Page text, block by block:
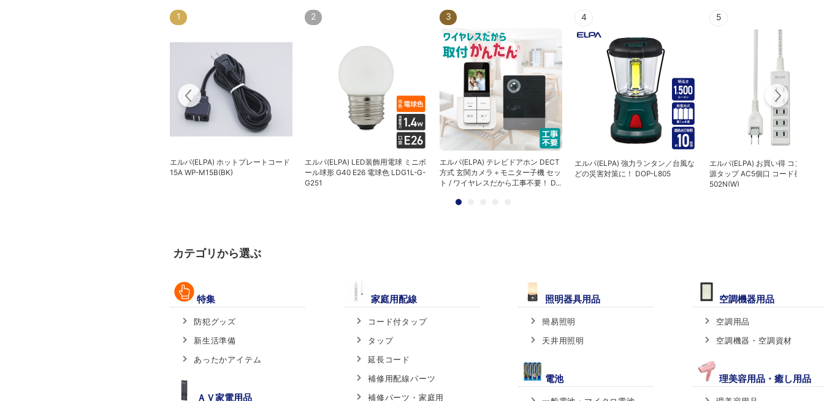
1
エルパ(ELPA) ホットプレートコード
15A WP-M15B(BK)
2
エルパ(ELPA) LED装飾用電球 ミニボ
ール球形 G40 E26 電球色 LDG1L-G-
G251
3
エルパ(ELPA) テレビドアホン DECT
方式 玄関カメラ＋モニター子機 セッ
ト / ワイヤレスだから工事不要！ D...
4
エルパ(ELPA) 強力ランタン／台風な
どの災害対策に！ DOP-L805
5
エルパ(ELPA) お買い得 コンパク
源タップ AC5個口 コード長2m
502N(W)
カテゴリから選ぶ
特集
防犯グッズ
新生活準備
あったかアイテム
ＡＶ家電用品
家庭用配線
コード付タップ
タップ
延長コード
補修用配線パーツ
補修パーツ・家庭用
照明器具用品
簡易照明
天井用照明
電池
空調機器用品
空調用品
空調機器・空調資材
理美容用品・癒し用品